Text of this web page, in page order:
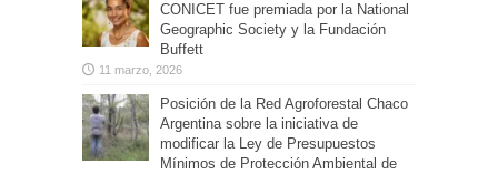
CONICET fue premiada por la National
Geographic Society y la Fundación
Buffett
11 marzo, 2026
Posición de la Red Agroforestal Chaco
Argentina sobre la iniciativa de
modificar la Ley de Presupuestos
Mínimos de Protección Ambiental de